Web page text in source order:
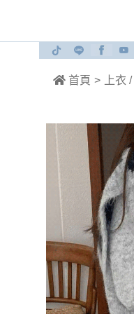
首頁 > 上衣